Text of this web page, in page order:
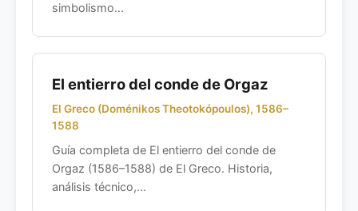
simbolismo...
El entierro del conde de Orgaz
El Greco (Doménikos Theotokópoulos), 1586–
1588
Guía completa de El entierro del conde de
Orgaz (1586–1588) de El Greco. Historia,
análisis técnico,...